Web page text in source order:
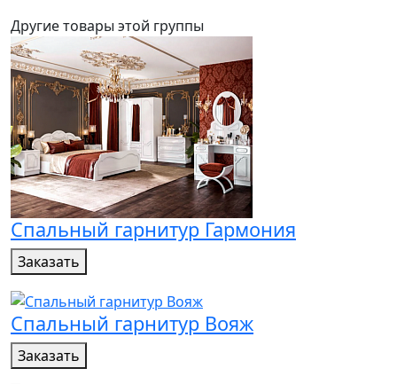
Другие товары этой группы
Спальный гарнитур Гармония
Заказать
Спальный гарнитур Вояж
Заказать